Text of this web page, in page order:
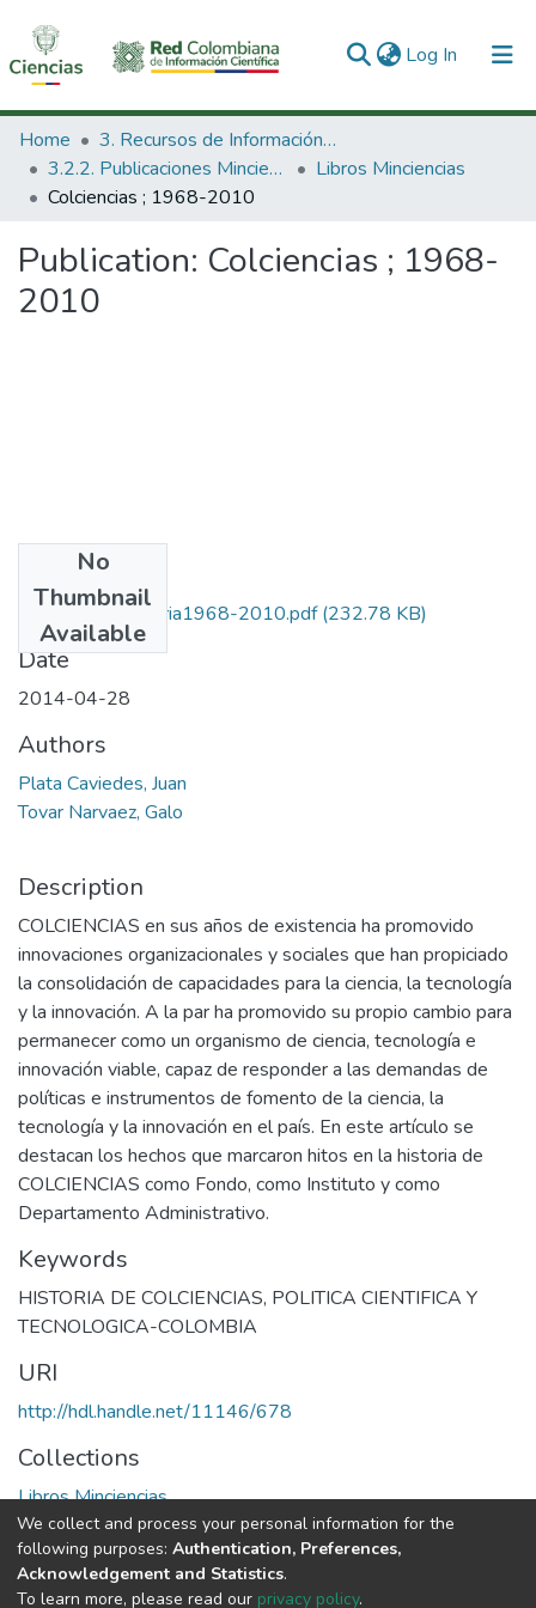
Log In (current)
Communities & Collections
All of DSpace
Home
3. Recursos de Información Científica y Tecnológica
3.2.2. Publicaciones Minciencias
Libros Minciencias
Colciencias ; 1968-2010
Publication: Colciencias ; 1968-
2010
No
Thumbnail
Available
Colciencias_Historia1968-2010.pdf(232.78 KB)
Date
2014-04-28
Authors
Plata Caviedes, Juan
Tovar Narvaez, Galo
Description
COLCIENCIAS en sus años de existencia ha promovido
innovaciones organizacionales y sociales que han propiciado
la consolidación de capacidades para la ciencia, la tecnología
y la innovación. A la par ha promovido su propio cambio para
permanecer como un organismo de ciencia, tecnología e
innovación viable, capaz de responder a las demandas de
políticas e instrumentos de fomento de la ciencia, la
tecnología y la innovación en el país. En este artículo se
destacan los hechos que marcaron hitos en la historia de
COLCIENCIAS como Fondo, como Instituto y como
Departamento Administrativo.
Keywords
HISTORIA DE COLCIENCIAS, POLITICA CIENTIFICA Y
TECNOLOGICA-COLOMBIA
URI
http://hdl.handle.net/11146/678
Collections
Libros Minciencias
Full item page
We collect and process your personal information for the
following purposes: Authentication, Preferences,
Acknowledgement and Statistics.
To learn more, please read our privacy policy.